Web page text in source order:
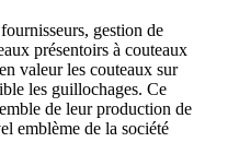
gestion de
présentoirs à couteaux
valeur les couteaux sur
les guillochages. Ce
de leur production de
emblème de la société